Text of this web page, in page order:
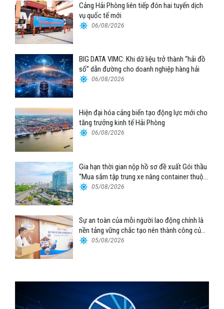
Cảng Hải Phòng liên tiếp đón hai tuyến dịch
vụ quốc tế mới
06/08/2026
BIG DATA VIMC: Khi dữ liệu trở thành “hải đồ
số” dẫn đường cho doanh nghiệp hàng hải
06/08/2026
Hiện đại hóa cảng biển tạo động lực mới cho
tăng trưởng kinh tế Hải Phòng
06/08/2026
Gia hạn thời gian nộp hồ sơ đề xuất Gói thầu
“Mua sắm tập trung xe nâng container thuộc
Tổng công ty Hàng hải Việt Nam – CTCP”
05/08/2026
Sự an toàn của mỗi người lao động chính là
nền tảng vững chắc tạo nên thành công của
Cảng Đà Nẵng
05/08/2026